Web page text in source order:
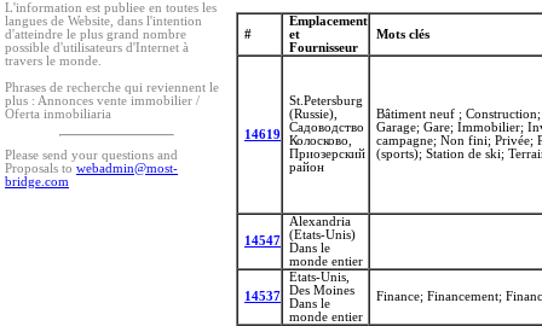
L'information est publiee en toutes les
langues de Website, dans l'intention
d'atteindre le plus grand nombre
possible d'utilisateurs d'Internet à
travers le monde.
Phrases de recherche qui reviennent le
plus : Annonces vente immobilier /
Oferta inmobiliaria
Please send your questions and
Proposals to webadmin@most-
bridge.com
#
Emplacement
et
Fournisseur
Mots clés
14619
St.Petersburg
(Russie),
Садоводство
Колосково,
Приозерский
район
Bâtiment neuf ;
Garage; Gare; Immobilier;
campagne; Non fini; Privée;
(sports); Station de ski;
14547
Alexandria
(Etats-Unis)
Dans le
monde entier
14537
Etats-Unis,
Des Moines
Dans le
monde entier
Finance; Financement;